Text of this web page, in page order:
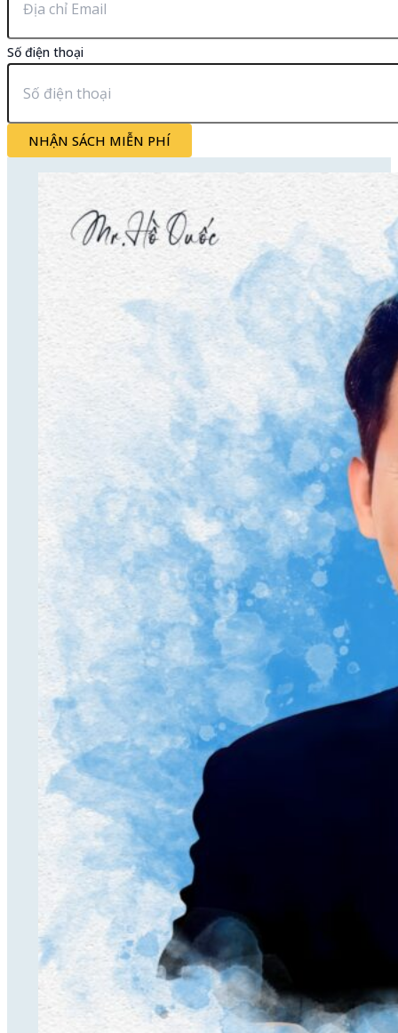
Số điện thoại
NHẬN SÁCH MIỄN PHÍ